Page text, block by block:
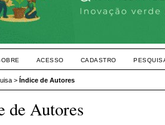
ACESSO CADASTRO
> Índice de Autores
de Autores